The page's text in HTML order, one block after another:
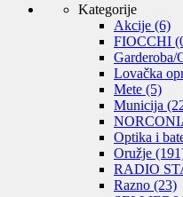
Kategorije
Akcije (6)
FIOCCHI
Garderoba/
Lovačka
Mete (5)
Municija
Optika i
Oružje
RADIO
Razno (23)